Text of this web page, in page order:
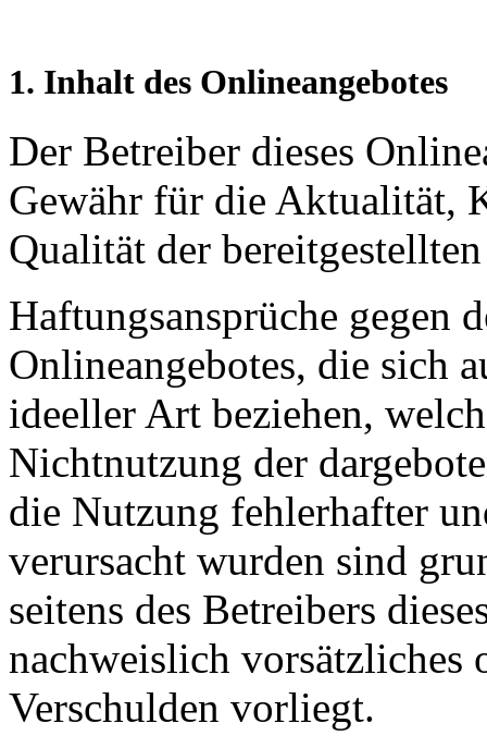
1. Inhalt des Onlineangebotes
Der Betreiber dieses
Gewähr für die Aktualität,
Qualität der
Haftungsansprüche gegen
Onlineangebotes, die sich
ideeller Art beziehen,
Nichtnutzung der
die Nutzung fehlerhafter
verursacht wurden sind
seitens des Betreibers
nachweislich vorsätzliches
Verschulden vorliegt.